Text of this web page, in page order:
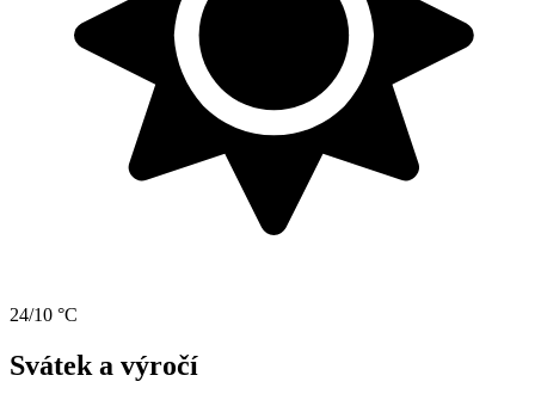
24/10 °C
Svátek a výročí